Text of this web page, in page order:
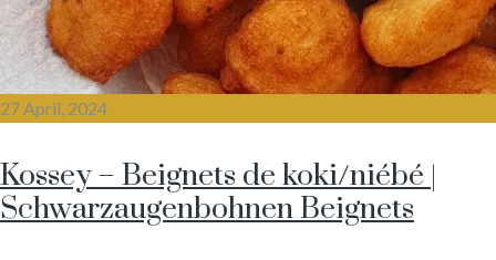
27 April, 2024
Kossey – Beignets de koki/niébé |
Schwarzaugenbohnen Beignets